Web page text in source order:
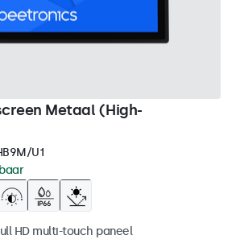
Metaal (High-
U1
HD multi-touch paneel